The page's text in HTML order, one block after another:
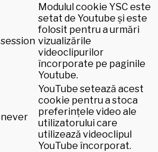
session
Modulul cookie YSC este
setat de Youtube și este
folosit pentru a urmări
vizualizările
videoclipurilor
încorporate pe paginile
Youtube.
never
YouTube setează acest
cookie pentru a stoca
preferințele video ale
utilizatorului care
utilizează videoclipul
YouTube încorporat.